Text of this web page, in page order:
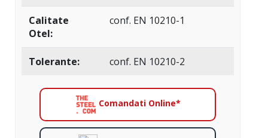
Calitate
Otel:
conf. EN 10210-1
Tolerante: conf. EN 10210-2
Comandati Online*